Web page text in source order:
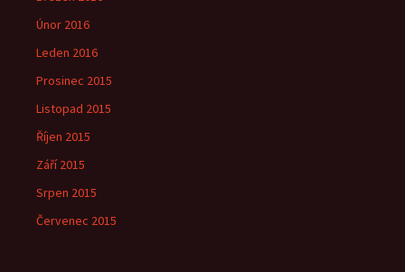
Únor 2016
Leden 2016
Prosinec 2015
Listopad 2015
Říjen 2015
Září 2015
Srpen 2015
Červenec 2015